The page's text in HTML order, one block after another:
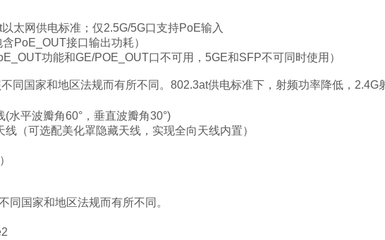
太网供电标准；仅2.5G/5G口支持PoE输入
PoE_OUT接口输出功耗）
功能和GE/POE_OUT口不可用，5GE和SFP不可同时使用）
同国家和地区法规而有所不同。802.3at供电标准下，射频功率降低，2.4G
水平波瓣角60°，垂直波瓣角30°)
（可选配美化罩隐藏天线，实现全向天线内置）
同国家和地区法规而有所不同。